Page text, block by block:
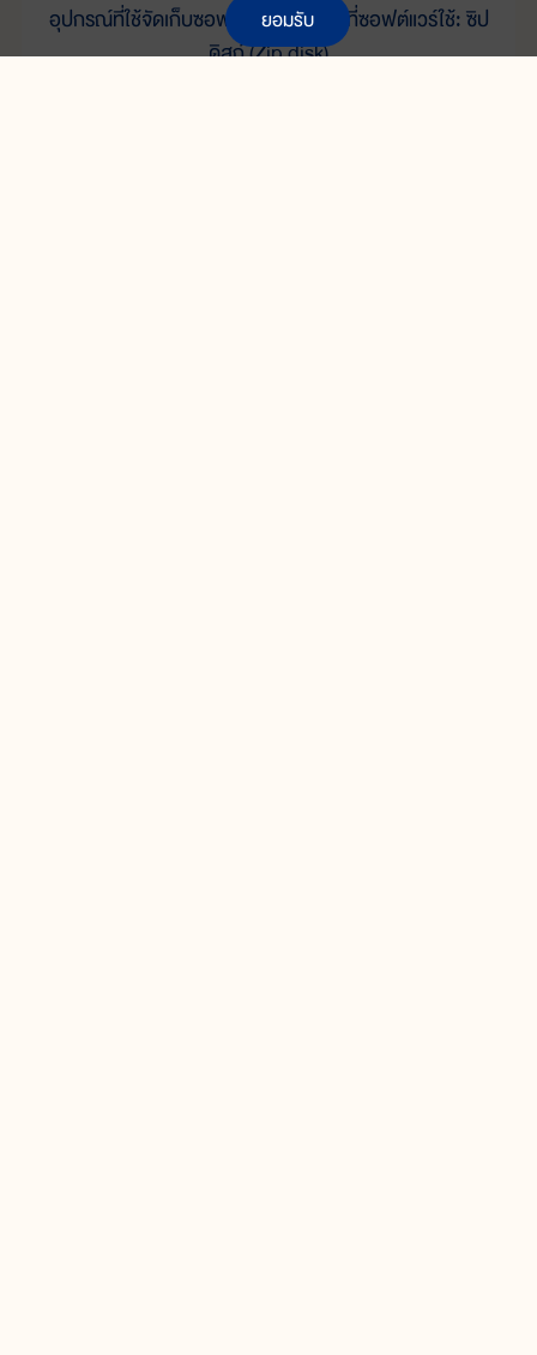
อุปกรณ์ที่ใช้จัดเก็บซอฟต์แวร์และข้อมูลที่ซอฟต์แวร์ใช้: ซิป
ดิสก์ (Zip disk)
ยอมรับ